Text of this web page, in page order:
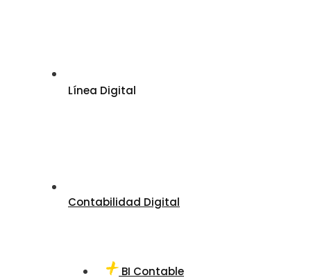
Línea Digital
Contabilidad Digital
BI Contable